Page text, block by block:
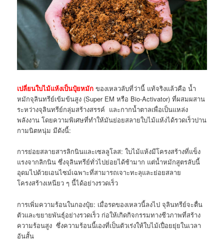
เปลี่ยนใบไม้แห้งเป็นปุ๋ยหมัก ของเหลวลับที่ว่านี้ แท้จริงแล้วคือ น้ำ
หมักจุลินทรีย์เข้มข้นสูง (Super EMหรือ Bio-Activator)ที่ผสมผสาน
ระหว่างจุลินทรีย์กลุ่มสร้างสรรค์ และกากน้ำตาลเพื่อเป็นแหล่ง
พลังงาน โดยความพิเศษที่ทำให้มันย่อยสลายใบไม้แห้งได้รวดเร็วปาน
กามนิตหนุ่ม มีดังนี้:
การย่อยสลายสารลิกนินและเซลลูโลส: ใบไม้แห้งมีโครงสร้างที่แข็ง
แรงจากลิกนิน ซึ่งจุลินทรีย์ทั่วไปย่อยได้ช้ามาก แต่น้ำหมักสูตรลับนี้
อุดมไปด้วยเอนไซม์เฉพาะที่สามารถเจาะทะลุและย่อยสลาย
โครงสร้างเหนียว ๆ นี้ได้อย่างรวดเร็ว
การเพิ่มความร้อนในกองปุ๋ย: เมื่อรดของเหลวนี้ลงไป จุลินทรีย์จะตื่น
ตัวและขยายพันธุ์อย่างรวดเร็ว ก่อให้เกิดกิจกรรมทางชีวภาพที่สร้าง
ความร้อนสูง ซึ่งความร้อนนี้เองที่เป็นตัวเร่งให้ใบไม้เปื่อยยุ่ยในเวลา
อันสั้น